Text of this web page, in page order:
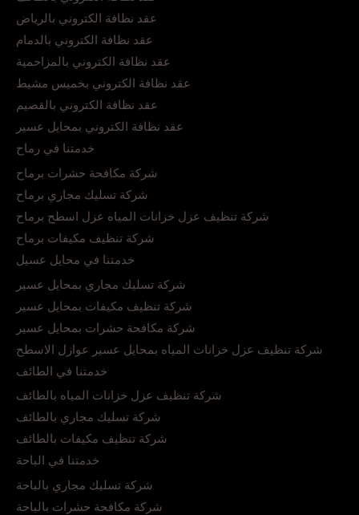
عقد نظافة الكتروني بالرياض
عقد نظافة الكتروني بالدمام
عقد نظافة الكتروني بالمزاحمية
عقد نظافة الكتروني بخميس مشيط
عقد نظافة الكتروني بالقصيم
عقد نظافة الكتروني بمحايل عسير
خدمتنا في رماح
شركة مكافحة حشرات برماح
شركة تسليك مجاري برماح
شركة تنظيف عزل خزانات المياه عزل اسطح برماح
شركة تنظيف مكيفات برماح
خدمتنا في محايل عسيل
شركة تسليك مجاري بمحايل عسير
شركة تنظيف مكيفات بمحايل عسير
شركة مكافحة حشرات بمحايل عسير
شركة تنظيف عزل خزانات المياه بمحايل عسير عوازل الاسطح
خدمتنا في الطائف
شركة تنظيف عزل خزانات المياه بالطائف
شركة تسليك مجاري بالطائف
شركة تنظيف مكيفات بالطائف
خدمتنا في الباحة
شركة تسليك مجاري بالباحة
شركة مكافحة حشرات بالباحة